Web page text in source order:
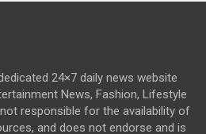
24×7 daily news website
News, Fashion, Lifestyle
responsible for the availability of
and does not endorse and is